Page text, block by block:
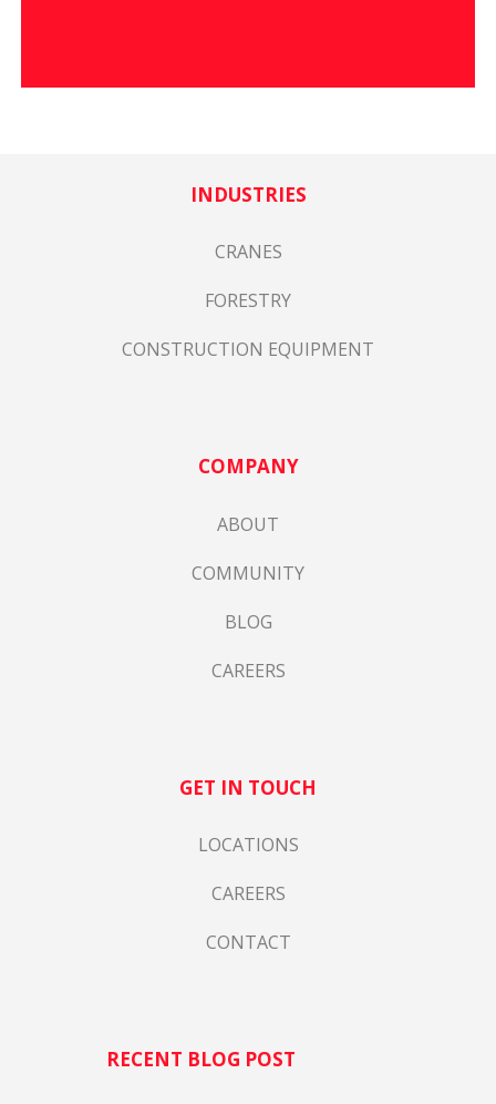
INDUSTRIES
CRANES
FORESTRY
CONSTRUCTION EQUIPMENT
COMPANY
ABOUT
COMMUNITY
BLOG
CAREERS
GET IN TOUCH
LOCATIONS
CAREERS
CONTACT
RECENT BLOG POST